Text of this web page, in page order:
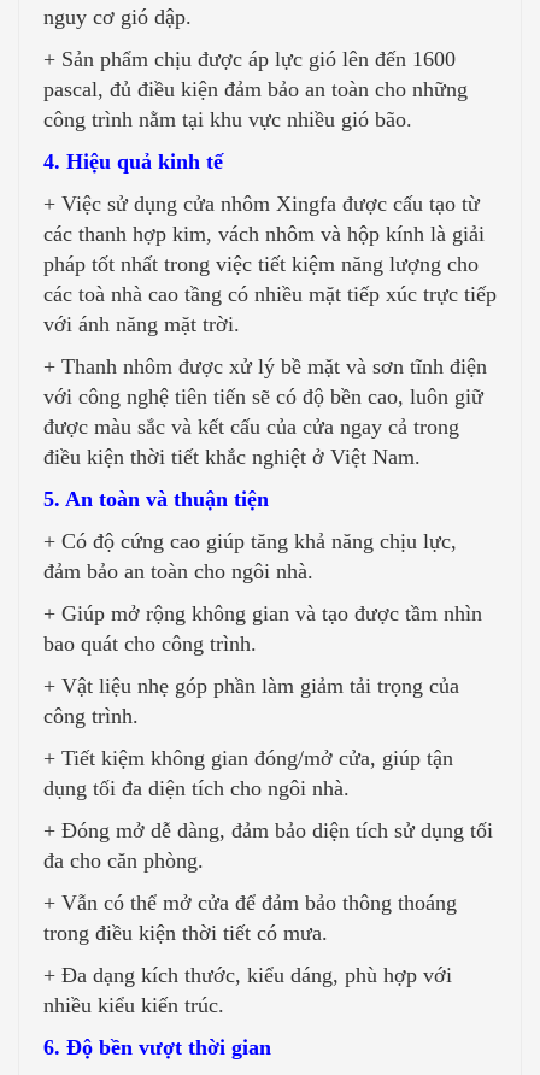
nguy cơ gió dập.
+ Sản phẩm chịu được áp lực gió lên đến 1600
pascal, đủ điều kiện đảm bảo an toàn cho những
công trình nằm tại khu vực nhiều gió bão.
4. Hiệu quả kinh tế
+ Việc sử dụng cửa nhôm Xingfa được cấu tạo từ
các thanh hợp kim, vách nhôm và hộp kính là giải
pháp tốt nhất trong việc tiết kiệm năng lượng cho
các toà nhà cao tầng có nhiều mặt tiếp xúc trực tiếp
với ánh năng mặt trời.
+ Thanh nhôm được xử lý bề mặt và sơn tĩnh điện
với công nghệ tiên tiến sẽ có độ bền cao, luôn giữ
được màu sắc và kết cấu của cửa ngay cả trong
điều kiện thời tiết khắc nghiệt ở Việt Nam.
5. An toàn và thuận tiện
+ Có độ cứng cao giúp tăng khả năng chịu lực,
đảm bảo an toàn cho ngôi nhà.
+ Giúp mở rộng không gian và tạo được tầm nhìn
bao quát cho công trình.
+ Vật liệu nhẹ góp phần làm giảm tải trọng của
công trình.
+ Tiết kiệm không gian đóng/mở cửa, giúp tận
dụng tối đa diện tích cho ngôi nhà.
+ Đóng mở dễ dàng, đảm bảo diện tích sử dụng tối
đa cho căn phòng.
+ Vẫn có thể mở cửa để đảm bảo thông thoáng
trong điều kiện thời tiết có mưa.
+ Đa dạng kích thước, kiểu dáng, phù hợp với
nhiều kiểu kiến trúc.
6. Độ bền vượt thời gian